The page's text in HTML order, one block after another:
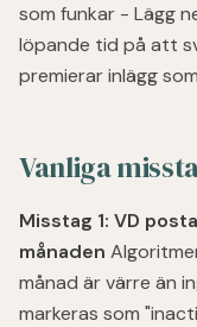
som funkar - Lägg
löpande tid på att
premierar inlägg
Vanliga
Misstag 1: VD
månaden
månad är värre än
markeras som